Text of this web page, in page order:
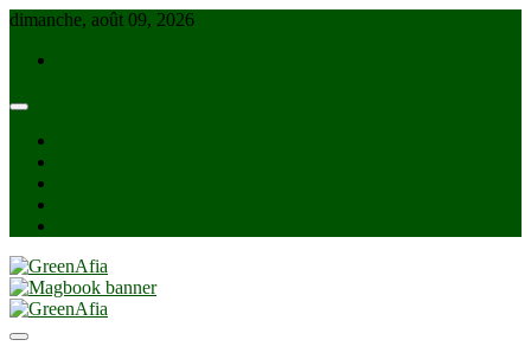
Skip
content
dimanche, août 09, 2026
GreenAfia